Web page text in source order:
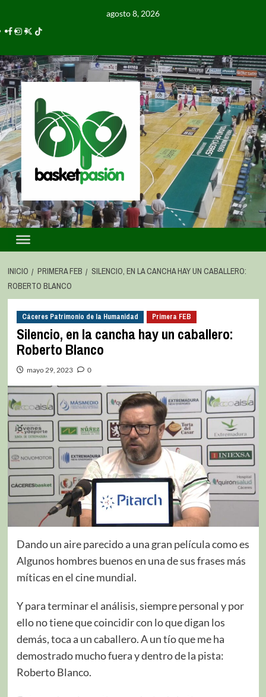
agosto 8, 2026
INICIO PRIMERA FEB
SILENCIO, EN LA CANCHA HAY UN CABALLERO:
ROBERTO BLANCO
Cáceres Patrimonio de la Humanidad Primera FEB
Silencio, en la cancha hay un caballero:
Roberto Blanco
mayo 29, 2023 0
Dando un aire parecido a una gran película como es
Algunos hombres buenos en una de sus frases más
míticas en el cine mundial.
Y para terminar el análisis, siempre personal y por
ello no tiene que coincidir con lo que digan los
demás, toca a un caballero. A un tío que me ha
demostrado mucho fuera y dentro de la pista:
Roberto Blanco.